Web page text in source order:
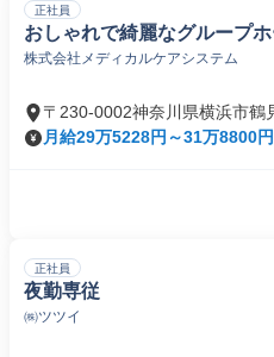
正社員
おしゃれで綺麗なグループ
株式会社メディカルケアシステム
〒230-0002神奈川県横浜市鶴
月給29万5228円～31万8800円
正社員
夜勤専従
㈱ツツイ